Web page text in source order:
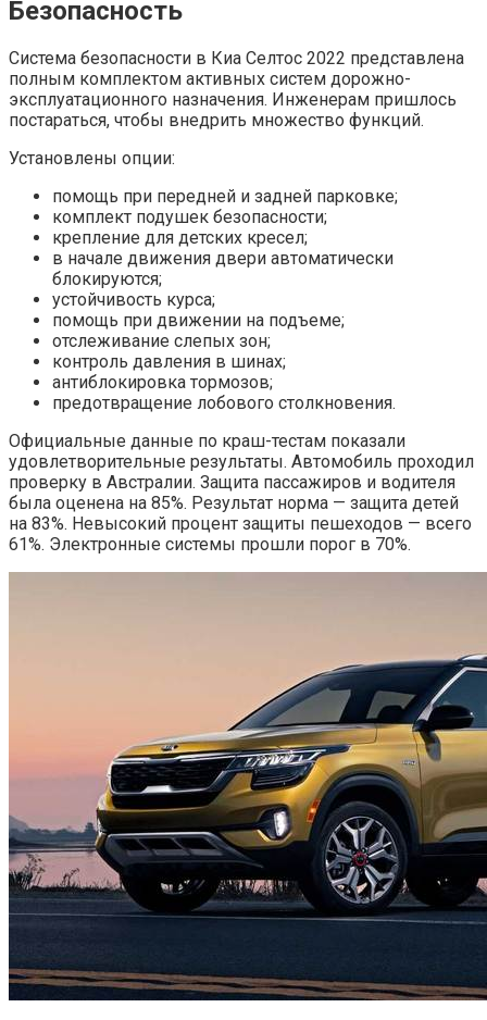
Безопасность
Система безопасности в Киа Селтос 2022 представлена
полным комплектом активных систем дорожно-
эксплуатационного назначения. Инженерам пришлось
постараться, чтобы внедрить множество функций.
Установлены опции:
помощь при передней и задней парковке;
комплект подушек безопасности;
крепление для детских кресел;
в начале движения двери автоматически
блокируются;
устойчивость курса;
помощь при движении на подъеме;
отслеживание слепых зон;
контроль давления в шинах;
антиблокировка тормозов;
предотвращение лобового столкновения.
Официальные данные по краш-тестам показали
удовлетворительные результаты. Автомобиль проходил
проверку в Австралии. Защита пассажиров и водителя
была оценена на 85%. Результат норма — защита детей
на 83%. Невысокий процент защиты пешеходов — всего
61%. Электронные системы прошли порог в 70%.